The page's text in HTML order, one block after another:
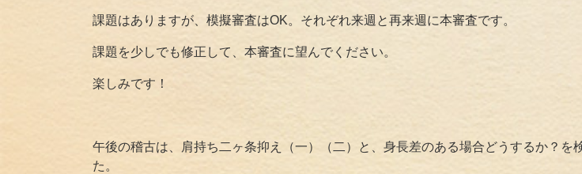
課題はありますが、模擬審査はOK。それぞれ来週と再来週に本審査です。
課題を少しでも修正して、本審査に望んでください。
楽しみです！
午後の稽古は、肩持ち二ヶ条抑え（一）（二）と、身長差のある場合どうするか？を
た。